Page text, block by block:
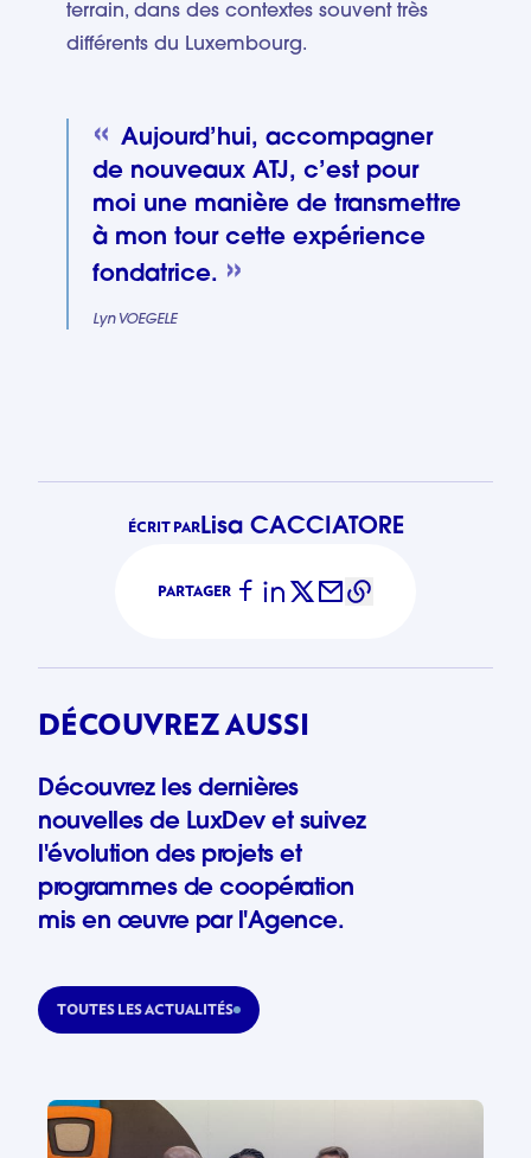
terrain, dans des contextes souvent très
différents du Luxembourg.
Aujourd’hui, accompagner
de nouveaux ATJ, c’est pour
moi une manière de transmettre
à mon tour cette expérience
fondatrice.
Lyn VOEGELE
ÉCRIT PARLisa CACCIATORE
PARTAGER
DÉCOUVREZ AUSSI
Découvrez les dernières
nouvelles de LuxDev et suivez
l'évolution des projets et
programmes de coopération
mis en œuvre par l'Agence.
TOUTES LES ACTUALITÉS